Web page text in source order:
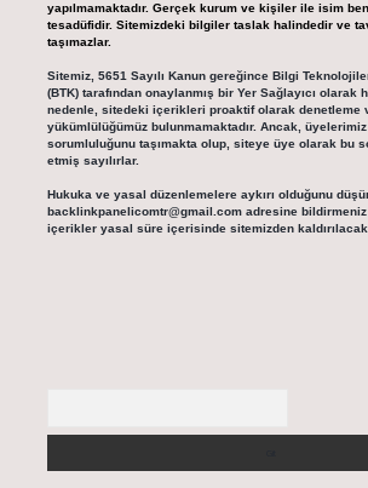
yapılmamaktadır. Gerçek kurum ve kişiler ile isim
tesadüfidir. Sitemizdeki bilgiler taslak halindedir ve
taşımazlar.
Sitemiz, 5651 Sayılı Kanun gereğince Bilgi
(BTK) tarafından onaylanmış bir Yer Sağlayıcı olarak
nedenle, sitedeki içerikleri proaktif olarak denetleme
yükümlülüğümüz bulunmamaktadır. Ancak,
sorumluluğunu taşımakta olup, siteye üye olarak bu
etmiş sayılırlar.
Hukuka ve yasal düzenlemelere aykırı olduğunu
backlinkpanelicomtr@gmail.comadresine
içerikler yasal süre içerisinde sitemizden